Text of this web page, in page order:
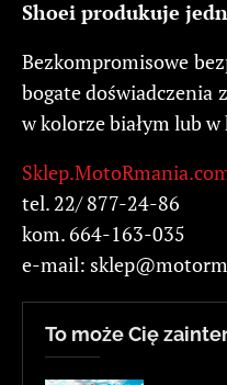
Shoei produkuje
Bezkompromisowe
bogate doświadczenia
w kolorze białym lub
tel. 22/ 877-24-86
kom. 664-163-035
e-mail:
To może Cię